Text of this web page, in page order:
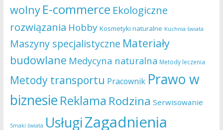
wolny E-commerce Ekologiczne
rozwiązania Hobby Kosmetyki naturalne Kuchnia świata
Maszyny specjalistyczne Materiały
budowlane Medycyna naturalna Metody leczenia
Metody transportu Pracownik Prawo w
biznesie Reklama Rodzina Serwisowanie
Smaki świata UsługiZagadnienia